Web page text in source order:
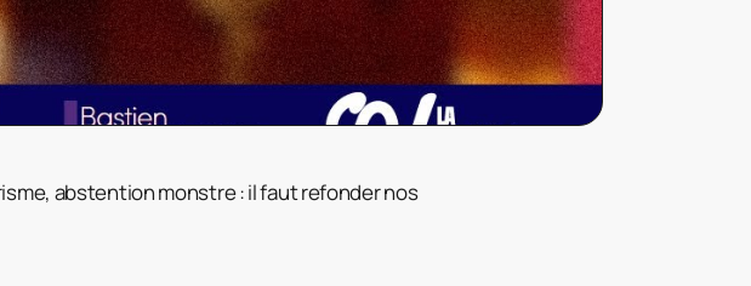
abstention monstre : il faut refonder nos